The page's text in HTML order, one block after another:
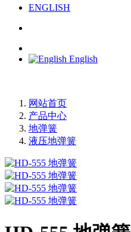
ENGLISH
English
网站首页
产品中心
地弹簧
液压地弹簧